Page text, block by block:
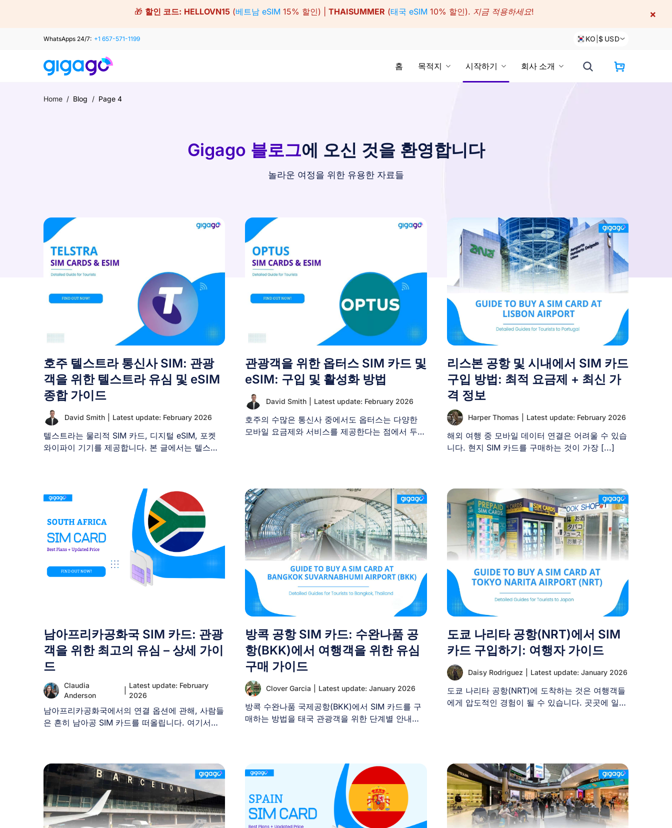
🎁 할인 코드: HELLOVN15(베트남 eSIM 15% 할인) | THAISUMMER (태국 eSIM 10% 할인). 지금 적용하세요! ×
WhatsApps 24/7: +1 657-571-1199 KO |$ USD
홈 목적지 시작하기 회사 소개
Home / Blog / Page 4
Gigago 블로그에 오신 것을 환영합니다
놀라운 여정을 위한 유용한 자료들
호주 텔스트라 통신사 SIM: 관광
객을 위한 텔스트라 유심 및 eSIM
종합 가이드
David Smith Latest update: February 2026
텔스트라는 물리적 SIM 카드, 디지털 eSIM, 포켓
와이파이 기기를 제공합니다. 본 글에서는 텔스트
관광객을 위한 옵터스 SIM 카드 및
eSIM: 구입 및 활성화 방법
David Smith Latest update: February 2026
호주의 수많은 통신사 중에서도 옵터스는 다양한
모바일 요금제와 서비스를 제공한다는 점에서 두각
리스본 공항 및 시내에서 SIM 카드
구입 방법: 최적 요금제 + 최신 가
격 정보
Harper Thomas Latest update: February 2026
해외 여행 중 모바일 데이터 연결은 어려울 수 있습
니다. 현지 SIM 카드를 구매하는 것이 가장 [...]
남아프리카공화국 SIM 카드: 관광
객을 위한 최고의 유심 – 상세 가이
드
Claudia
Anderson
Latest update: February
2026
남아프리카공화국에서의 연결 옵션에 관해, 사람들
은 흔히 남아공 SIM 카드를 떠올립니다. 여기서는
방콕 공항 SIM 카드: 수완나품 공
항(BKK)에서 여행객을 위한 유심
구매 가이드
Clover Garcia Latest update: January 2026
방콕 수완나품 국제공항(BKK)에서 SIM 카드를 구
매하는 방법을 태국 관광객을 위한 단계별 안내와
도쿄 나리타 공항(NRT)에서 SIM
카드 구입하기: 여행자 가이드
Daisy Rodriguez Latest update: January 2026
도쿄 나리타 공항(NRT)에 도착하는 것은 여행객들
에게 압도적인 경험이 될 수 있습니다. 곳곳에 일본